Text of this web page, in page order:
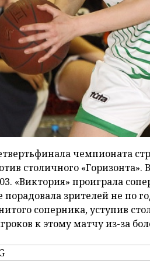
чемпионата
столичного
«Виктория» проиграла
зрителей не по
соперника, уступив
к этому матчу из-за